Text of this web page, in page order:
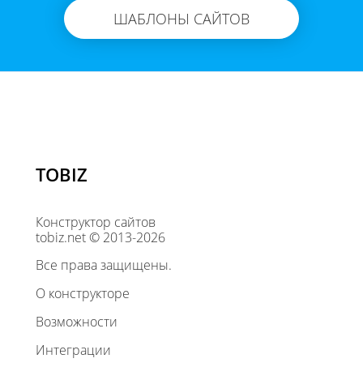
ШАБЛОНЫ САЙТОВ
TOBIZ
Конструктор сайтов
tobiz.net © 2013-2026
Все права защищены.
О конструкторе
Возможности
Интеграции